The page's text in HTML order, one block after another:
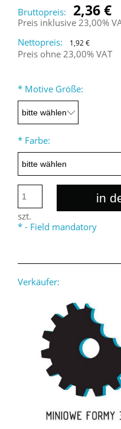
Bruttopreis:
2,36 €
Preis inklusive 23,00%
Nettopreis:
1,92 €
Preis ohne 23,00% VAT
* Motive Größe:
* Farbe:
szt.
in
* - Field mandatory
Verkäufer: